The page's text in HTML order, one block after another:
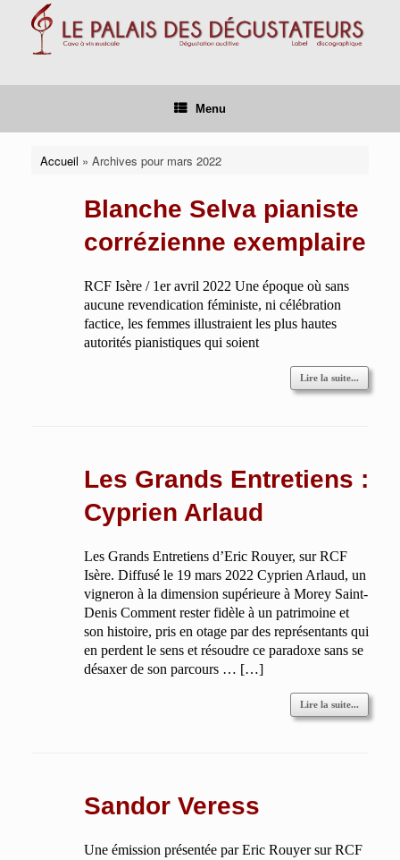
Menu
Accueil » Archives pour mars 2022
Blanche Selva pianiste
corrézienne exemplaire
RCF Isère / 1er avril 2022 Une époque où sans
aucune revendication féministe, ni célébration
factice, les femmes illustraient les plus hautes
autorités pianistiques qui soient
Lire la suite...
Les Grands Entretiens :
Cyprien Arlaud
Les Grands Entretiens d’Eric Rouyer, sur RCF
Isère. Diffusé le 19 mars 2022 Cyprien Arlaud, un
vigneron à la dimension supérieure à Morey Saint-
Denis Comment rester fidèle à un patrimoine et
son histoire, pris en otage par des représentants qui
en perdent le sens et résoudre ce paradoxe sans se
désaxer de son parcours … […]
Lire la suite...
Sandor Veress
Une émission présentée par Eric Rouyer sur RCF